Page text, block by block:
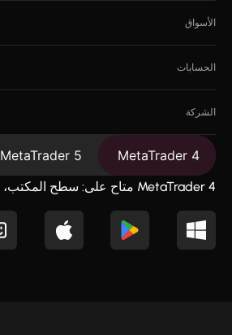
الأسواق
الحسابات
الشركة
MetaTrader 4
MetaTrader 5
MetaTrader 4 متاح على: سطح المكتب، iOS، و Android